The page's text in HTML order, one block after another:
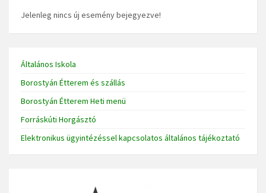
Jelenleg nincs új esemény bejegyezve!
Általános Iskola
Borostyán Étterem és szállás
Borostyán Étterem Heti menü
Forráskúti Horgásztó
Elektronikus ügyintézéssel kapcsolatos általános tájékoztató